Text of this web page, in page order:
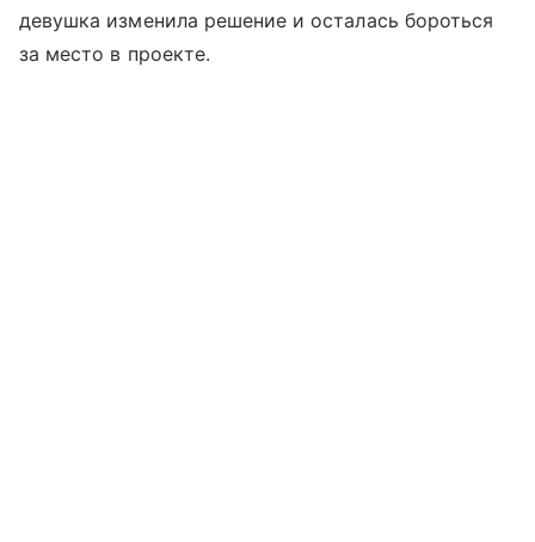
девушка изменила решение и осталась бороться
за место в проекте.